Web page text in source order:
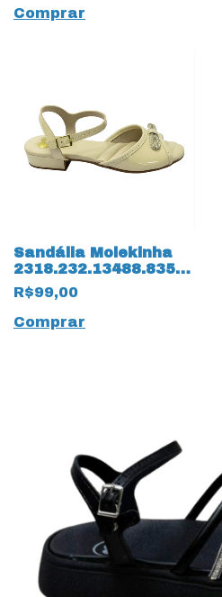
Comprar
Sandália Molekinha
2318.232.13488.83517
Verniz Premium
14164 Creme
R$99,00
Comprar